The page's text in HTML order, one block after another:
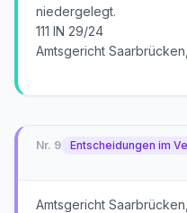
niedergelegt.
111 IN 29/24
Amtsgericht Saarbrücken,
Nr. 9 Entscheidungen im
Amtsgericht